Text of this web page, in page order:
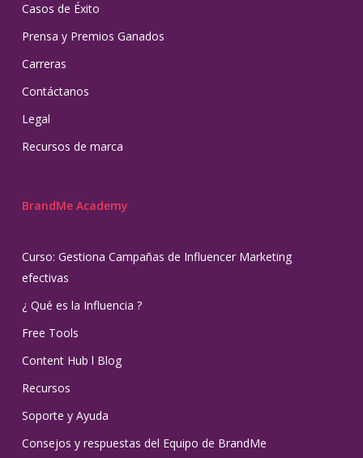
Casos de Éxito
Prensa y Premios Ganados
Carreras
Contáctanos
Legal
Recursos de marca
BrandMe Academy
Curso: Gestiona Campañas de Influencer Marketing
efectivas
¿ Qué es la Influencia ?
Free Tools
Content Hub l Blog
Recursos
Soporte y Ayuda
Consejos y respuestas del Equipo de BrandMe